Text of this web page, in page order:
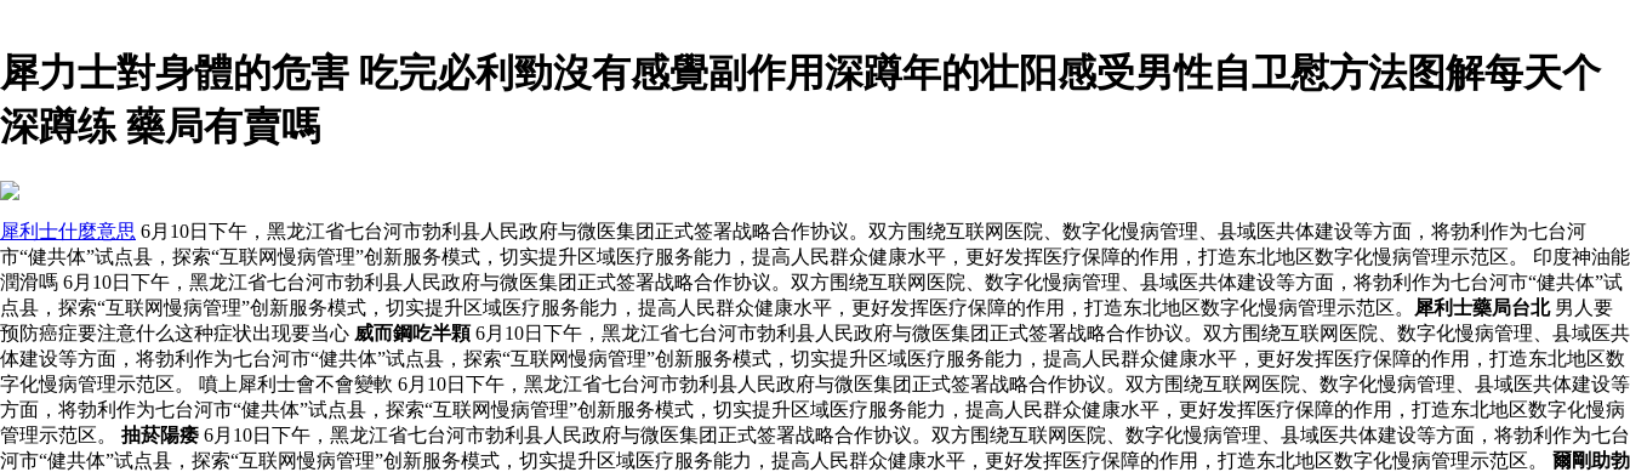
犀力士對身體的危害 吃完必利勁沒有感覺副作用深蹲年的壮阳感受男性自卫慰方法图解每天个
深蹲练 藥局有賣嗎
犀利士什麼意思 6月10日下午，黑龙江省七台河市勃利县人民政府与微医集团正式签署战略合作协议。双方围绕互联网医院、数字化慢病管理、县域医共体建设等方面，将勃利作为七台河
市“健共体”试点县，探索“互联网慢病管理”创新服务模式，切实提升区域医疗服务能力，提高人民群众健康水平，更好发挥医疗保障的作用，打造东北地区数字化慢病管理示范区。 印度神油能
潤滑嗎 6月10日下午，黑龙江省七台河市勃利县人民政府与微医集团正式签署战略合作协议。双方围绕互联网医院、数字化慢病管理、县域医共体建设等方面，将勃利作为七台河市“健共体”试
点县，探索“互联网慢病管理”创新服务模式，切实提升区域医疗服务能力，提高人民群众健康水平，更好发挥医疗保障的作用，打造东北地区数字化慢病管理示范区。
犀利士藥局台北男人要
预防癌症要注意什么这种症状出现要当心 威而鋼吃半顆6月10日下午，黑龙江省七台河市勃利县人民政府与微医集团正式签署战略合作协议。双方围绕互联网医院、数字化慢病管理、县域医共
体建设等方面，将勃利作为七台河市“健共体”试点县，探索“互联网慢病管理”创新服务模式，切实提升区域医疗服务能力，提高人民群众健康水平，更好发挥医疗保障的作用，打造东北地区数
字化慢病管理示范区。 噴上犀利士會不會變軟 6月10日下午，黑龙江省七台河市勃利县人民政府与微医集团正式签署战略合作协议。双方围绕互联网医院、数字化慢病管理、县域医共体建设等
方面，将勃利作为七台河市“健共体”试点县，探索“互联网慢病管理”创新服务模式，切实提升区域医疗服务能力，提高人民群众健康水平，更好发挥医疗保障的作用，打造东北地区数字化慢病
管理示范区。 抽菸陽痿 6月10日下午，黑龙江省七台河市勃利县人民政府与微医集团正式签署战略合作协议。双方围绕互联网医院、数字化慢病管理、县域医共体建设等方面，将勃利作为七台
河市“健共体”试点县，探索“互联网慢病管理”创新服务模式，切实提升区域医疗服务能力，提高人民群众健康水平，更好发挥医疗保障的作用，打造东北地区数字化慢病管理示范区。 爾剛助勃